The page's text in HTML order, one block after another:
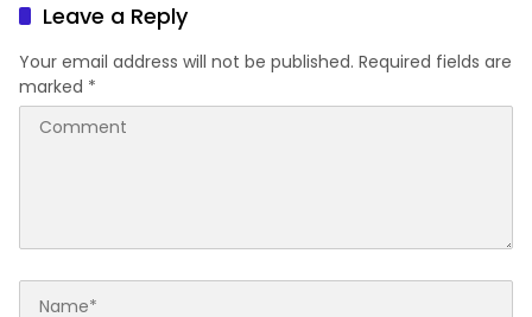
Leave a Reply
Your email address will not be published. Required fields are
marked *